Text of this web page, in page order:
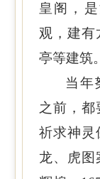
皇阁，
观，建有
亭等建筑。
当年
之前，都
祈求神灵
龙、虎图